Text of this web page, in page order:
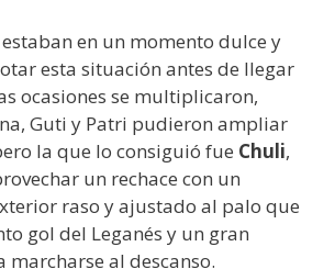
en un momento dulce y
esta situación antes de llegar
ocasiones se multiplicaron,
Guti y Patri pudieron ampliar
la que lo consiguió fue Chuli,
un rechace con un
raso y ajustado al palo que
gol del Leganés y un gran
al descanso.